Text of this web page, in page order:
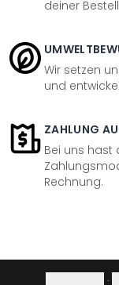
deiner
Wir setzen
und
ZAHLUNG
Bei uns hast
Rechnung.
·